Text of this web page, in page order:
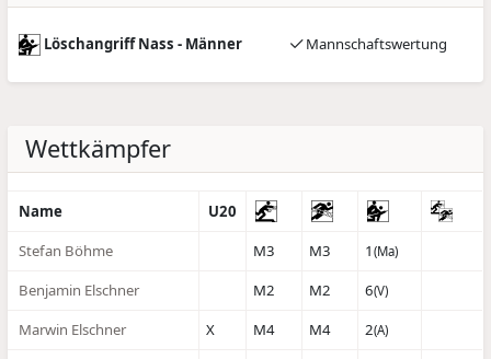
Löschangriff Nass - Männer Mannschaftswertung
Wettkämpfer
Name
U20
Stefan Böhme
M3 M3 1 (Ma)
Benjamin Elschner M2 M2 6(V)
Marwin Elschner X M4 M4 2(A)